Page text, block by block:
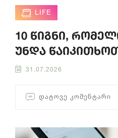
LIFE
10 წიგნი,
უნდა
31.07.2026
ᲓᲐᲢᲝᲕᲔ ᲙᲝᲛᲔᲜᲢᲐᲠᲘ